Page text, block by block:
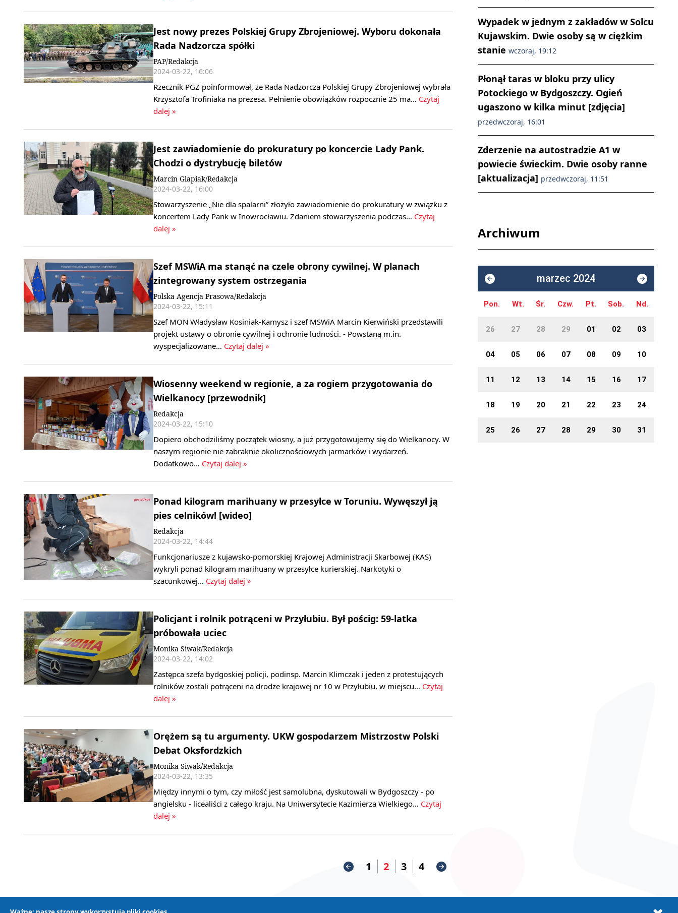
Jest nowy prezes Polskiej Grupy Zbrojeniowej. Wyboru dokonała
Rada Nadzorcza spółki
PAP/Redakcja
2024-03-22, 16:06
Rzecznik PGZ poinformował, że Rada Nadzorcza Polskiej Grupy Zbrojeniowej wybrała
Krzysztofa Trofiniaka na prezesa. Pełnienie obowiązków rozpocznie 25 ma… Czytaj
dalej »
Jest zawiadomienie do prokuratury po koncercie Lady Pank.
Chodzi o dystrybucję biletów
Marcin Glapiak/Redakcja
2024-03-22, 16:00
Stowarzyszenie „Nie dla spalarni” złożyło zawiadomienie do prokuratury w związku z
koncertem Lady Pank w Inowrocławiu. Zdaniem stowarzyszenia podczas… Czytaj
dalej »
Szef MSWiA ma stanąć na czele obrony cywilnej. W planach
zintegrowany system ostrzegania
Polska Agencja Prasowa/Redakcja
2024-03-22, 15:11
Szef MON Władysław Kosiniak-Kamysz i szef MSWiA Marcin Kierwiński przedstawili
projekt ustawy o obronie cywilnej i ochronie ludności. - Powstaną m.in.
wyspecjalizowane… Czytaj dalej »
Wiosenny weekend w regionie, a za rogiem przygotowania do
Wielkanocy [przewodnik]
Redakcja
2024-03-22, 15:10
Dopiero obchodziliśmy początek wiosny, a już przygotowujemy się do Wielkanocy. W
naszym regionie nie zabraknie okolicznościowych jarmarków i wydarzeń.
Dodatkowo… Czytaj dalej »
Ponad kilogram marihuany w przesyłce w Toruniu. Wywęszył ją
pies celników! [wideo]
Redakcja
2024-03-22, 14:44
Funkcjonariusze z kujawsko-pomorskiej Krajowej Administracji Skarbowej (KAS)
wykryli ponad kilogram marihuany w przesyłce kurierskiej. Narkotyki o
szacunkowej… Czytaj dalej »
Policjant i rolnik potrąceni w Przyłubiu. Był pościg: 59-latka
próbowała uciec
Monika Siwak/Redakcja
2024-03-22, 14:02
Zastępca szefa bydgoskiej policji, podinsp. Marcin Klimczak i jeden z protestujących
rolników zostali potrąceni na drodze krajowej nr 10 w Przyłubiu, w miejscu… Czytaj
dalej »
Orężem są tu argumenty. UKW gospodarzem Mistrzostw Polski
Debat Oksfordzkich
Monika Siwak/Redakcja
2024-03-22, 13:35
Między innymi o tym, czy miłość jest samolubna, dyskutowali w Bydgoszczy - po
angielsku - licealiści z całego kraju. Na Uniwersytecie Kazimierza Wielkiego… Czytaj
dalej »
1 2 3 4
Wypadek w jednym z zakładów w Solcu
Kujawskim. Dwie osoby są w ciężkim
stanie wczoraj, 19:12
Płonął taras w bloku przy ulicy
Potockiego w Bydgoszczy. Ogień
ugaszono w kilka minut [zdjęcia]
przedwczoraj, 16:01
Zderzenie na autostradzie A1 w
powiecie świeckim. Dwie osoby ranne
[aktualizacja] przedwczoraj, 11:51
Archiwum
marzec 2024
Pon. Wt. Śr. Czw. Pt. Sob. Nd.
26 27 28 29 01 02 03
04 05 06 07 08 09 10
11 12 13 14 15 16 17
18 19 20 21 22 23 24
25 26 27 28 29 30 31